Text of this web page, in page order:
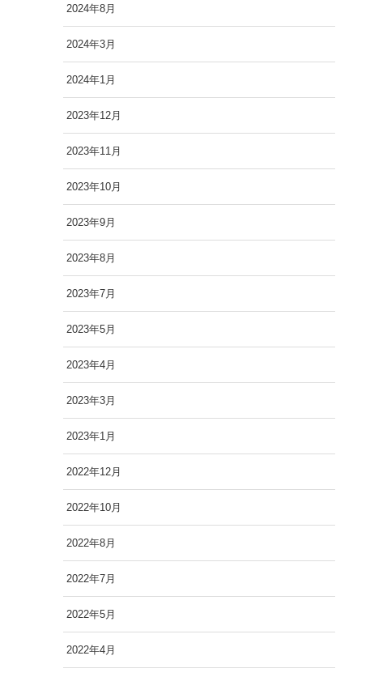
2024年8月
2024年3月
2024年1月
2023年12月
2023年11月
2023年10月
2023年9月
2023年8月
2023年7月
2023年5月
2023年4月
2023年3月
2023年1月
2022年12月
2022年10月
2022年8月
2022年7月
2022年5月
2022年4月